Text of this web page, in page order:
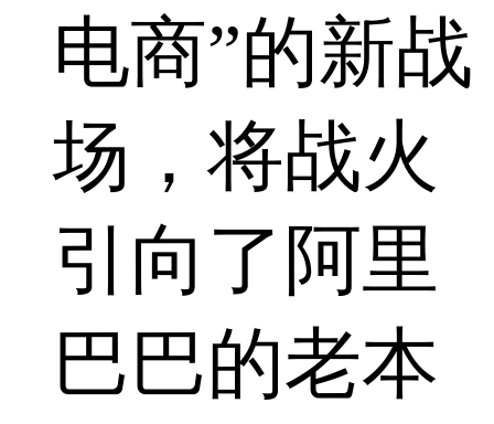
电商”的新战
场，将战火
引向了阿里
巴巴的老本